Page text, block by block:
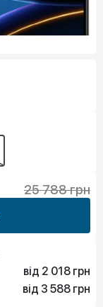
25 788 грн
від 2 018 грн
2 018 грн
від 3 588 грн